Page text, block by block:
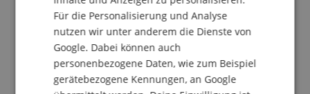
Hotline aktuell nicht besetzt. Du erreichst uns
wieder am Montag den 10.08.2026 um 09:30 Uhr.
drums@kirstein.de
+49-8861-909494-3
Für die Personalisierung und Analyse
nutzen wir unter anderem die Dienste von
Google. Dabei können auch
personenbezogene Daten, wie zum Beispiel
gerätebezogene Kennungen, an Google